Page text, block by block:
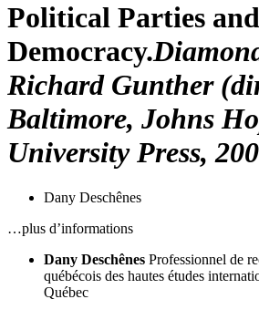
Political Parties and
Democracy.
Richard Gunther
Baltimore, Johns
University Press,
Dany Deschênes
…plus d’informations
Dany Deschênes Professionnel de
québécois des hautes études
Québec